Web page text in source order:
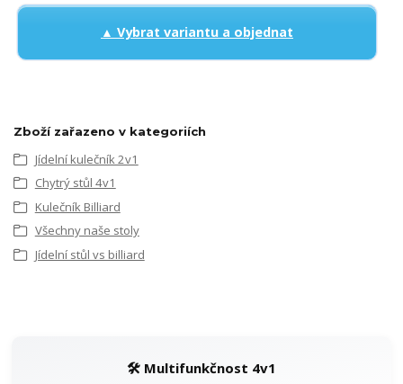
▲ Vybrat variantu a objednat
Zboží zařazeno v kategoriích
Jídelní kulečník 2v1
Chytrý stůl 4v1
Kulečník Billiard
Všechny naše stoly
Jídelní stůl vs billiard
🛠️ Multifunkčnost 4v1